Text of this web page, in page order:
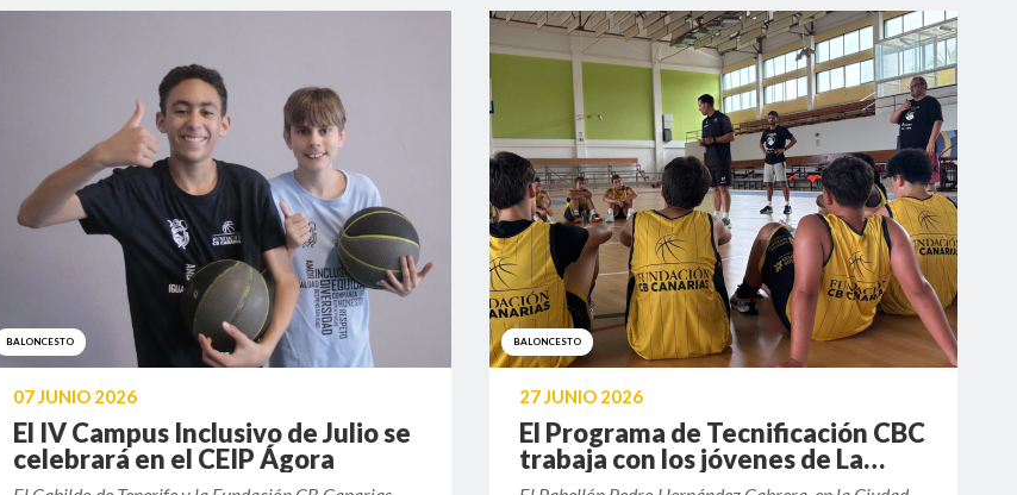
BALONCESTO
07 JUNIO 2026
El IV Campus Inclusivo de Julio se
celebrará en el CEIP Ágora
BALONCESTO
27 JUNIO 2026
El Programa de Tecnificación CBC
trabaja con los jóvenes de La
Palma